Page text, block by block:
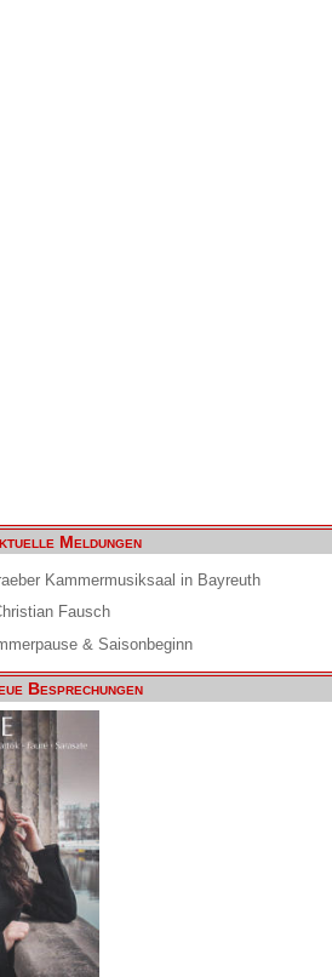
Meldungen
Kammermusiksaal in Bayreuth
Fausch
& Saisonbeginn
Besprechungen